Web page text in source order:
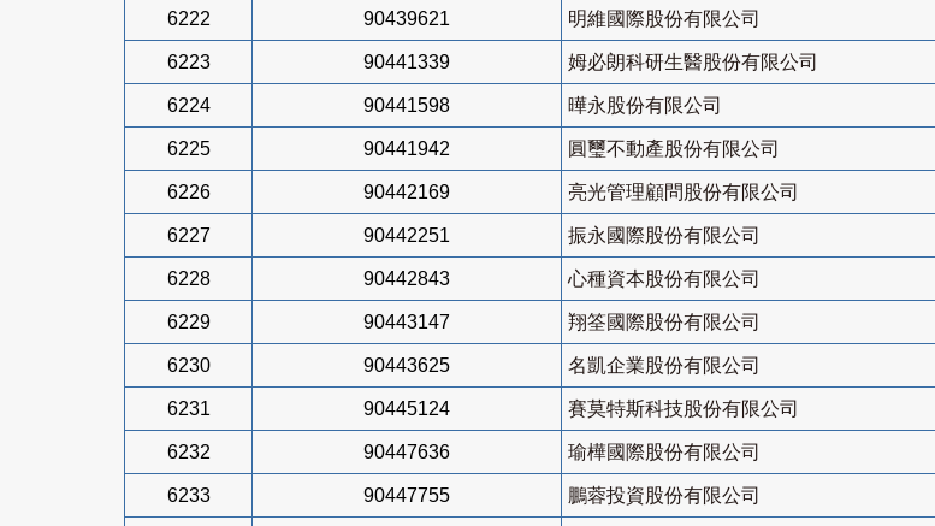
6222 90439621 明維國際股份有限公司
6223 90441339 姆必朗科研生醫股份有限公司
6224 90441598 曄永股份有限公司
6225 90441942 圓璽不動產股份有限公司
6226 90442169 亮光管理顧問股份有限公司
6227 90442251 振永國際股份有限公司
6228 90442843 心種資本股份有限公司
6229 90443147 翔筌國際股份有限公司
6230 90443625 名凱企業股份有限公司
6231 90445124 賽莫特斯科技股份有限公司
6232 90447636 瑜樺國際股份有限公司
6233 90447755 鵬蓉投資股份有限公司